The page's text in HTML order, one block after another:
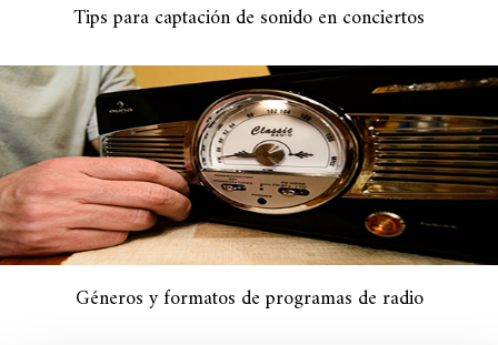
Tips para captación de sonido en conciertos
Géneros y formatos de programas de radio